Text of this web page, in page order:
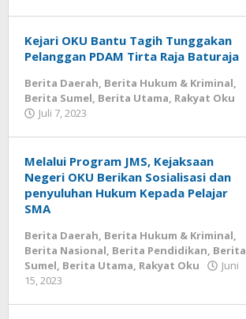
Kejari OKU Bantu Tagih Tunggakan
Pelanggan PDAM Tirta Raja Baturaja
Berita Daerah, Berita Hukum & Kriminal,
Berita Sumel, Berita Utama, Rakyat Oku
Juli 7, 2023
Melalui Program JMS, Kejaksaan
Negeri OKU Berikan Sosialisasi dan
penyuluhan Hukum Kepada Pelajar
SMA
Berita Daerah, Berita Hukum & Kriminal,
Berita Nasional, Berita Pendidikan, Berita
Sumel, Berita Utama, Rakyat Oku
Juni
15, 2023